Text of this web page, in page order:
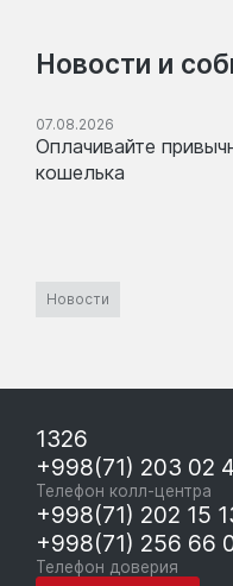
Новости и
07.08.2026
Оплачивайте
кошелька
Новости
1326
+998(71) 203 02
Телефон колл-центра
+998(71) 202 15
+998(71) 256 66
Телефон доверия